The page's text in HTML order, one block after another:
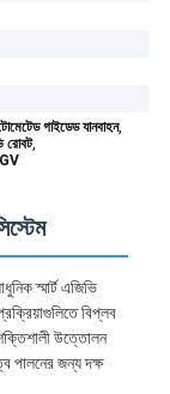
গাইডেড যানবাহন,
রোবট,
স্মার্ট এজিভি
বিপ্লব
উত্তোলন
পালনের জন্য দক্ষ